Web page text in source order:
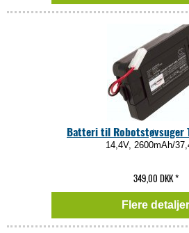
Batteri til Robotstøvsuger
14,4V, 2600mAh/
349,00 DKK*
Flere detaljer